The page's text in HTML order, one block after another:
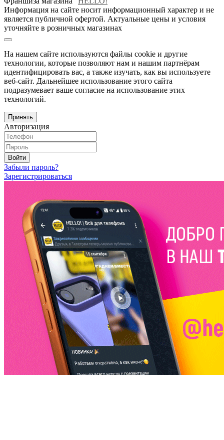
Информация на сайте носит информационный характер и не
является публичной офертой. Актуальные цены и условия
уточняйте в розничных магазинах
На нашем сайте используются файлы cookie и другие
технологии, которые позволяют нам и нашим партнёрам
идентифицировать вас, а также изучать, как вы используете
веб-сайт. Дальнейшее использование этого сайта
подразумевает ваше согласие на использование этих
технологий.
Принять
Авторизация
Войти
Забыли пароль?
Зарегистрироваться